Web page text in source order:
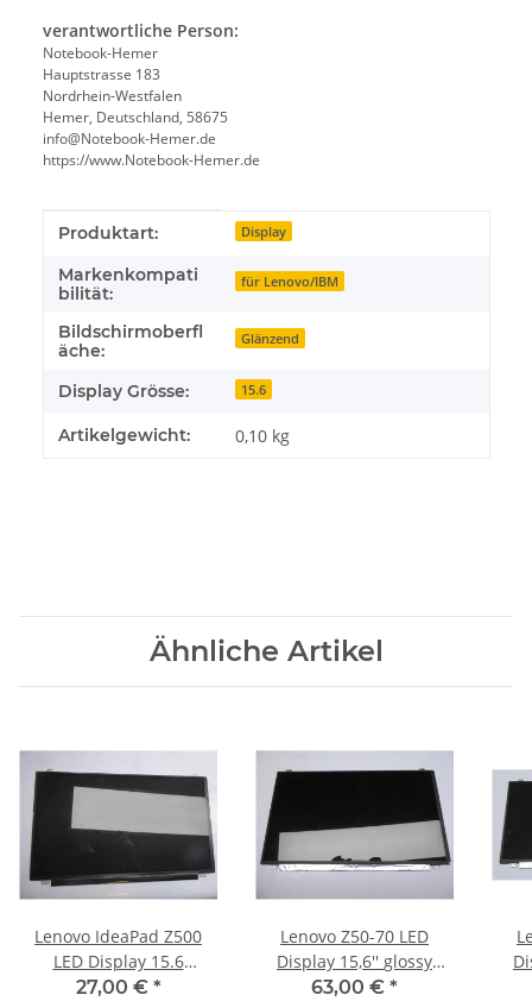
verantwortliche Person:
Notebook-Hemer
Hauptstrasse 183
Nordrhein-Westfalen
Hemer, Deutschland, 58675
info@Notebook-Hemer.de
https://www.Notebook-Hemer.de
Produkteigenschaft
Wert
Produktart: Display
Markenkompati
bilität:
für Lenovo/IBM
Bildschirmoberfl
äche:
Glänzend
Display Grösse: 15.6
Artikelgewicht: 0,10 kg
Ähnliche Artikel
Lenovo IdeaPad Z500
LED Display 15.6
glänzend glossy
27,00 € *
Lenovo Z50-70 LED
Display 15,6'' glossy
30Pol. N156HGE-EBB
63,00 € *